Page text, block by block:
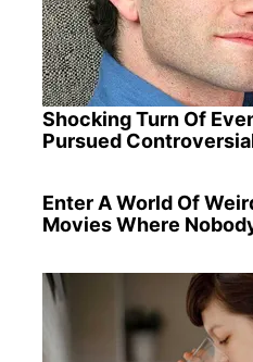
Shocking Turn Of
Pursued
Enter A World Of
Movies Where